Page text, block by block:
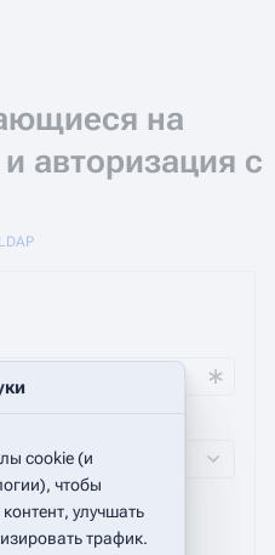
на
авторизация с
Скрыть ссылки
cookie (и
чтобы
улучшать
трафик.